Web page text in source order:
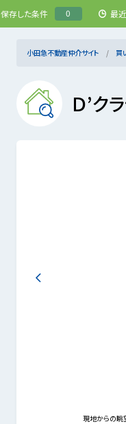
保存した条件 0 最
小田急不動産仲介サイト 買
Ｄ’ク
現地からの眺